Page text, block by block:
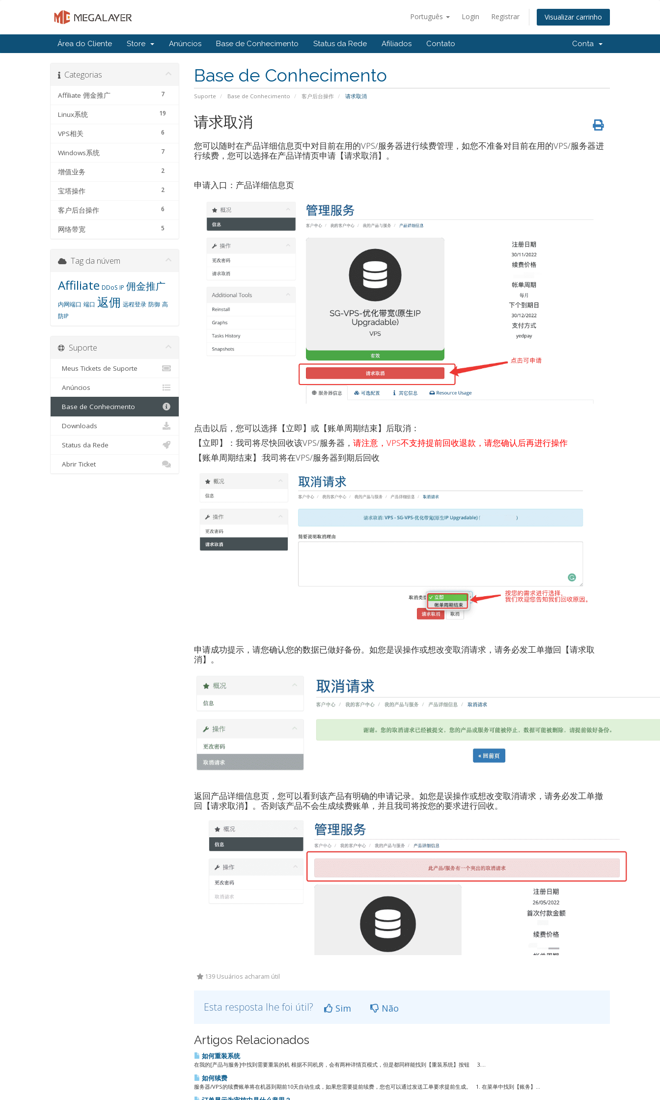
Português Login Registrar Visualizar carrinho
Área do Cliente Store Anúncios Base de Conhecimento Status da Rede Afiliados Contato Conta
Base de Conhecimento
Suporte Base de Conhecimento 客户后台操作 请求取消
Categorias
7
Affiliate 佣金推广
19
Linux系统
6
VPS相关
7
Windows系统
2
增值业务
2
宝塔操作
6
客户后台操作
5
网络带宽
请求取消
您可以随时在产品详细信息页中对目前在用的VPS/服务器进行续费管理，如您不准备对目前在用的VPS/服务器进
行续费，您可以选择在产品详情页申请【请求取消】。
申请入口：产品详细信息页
点击以后，您可以选择【立即】或【账单周期结束】后取消：
【立即】：我司将尽快回收该VPS/服务器， 请注意，VPS不支持提前回收退款，请您确认后再进行操作
【账单周期结束】:我司将在VPS/服务器到期后回收
申请成功提示，请您确认您的数据已做好备份。如您是误操作或想改变取消请求，请务必发工单撤回【请求取
消】。
返回产品详细信息页，您可以看到该产品有明确的申请记录。如您是误操作或想改变取消请求，请务必发工单撤
回【请求取消】。否则该产品不会生成续费账单，并且我司将按您的要求进行回收。
139 Usuários acharam útil
Esta resposta lhe foi útil? Sim Não
Artigos Relacionados
如何重装系统
在我的[产品与服务]中找到需要重装的机 根据不同机房，会有两种详情页模式，但是都同样能找到【重装系统】按钮 3....
如何续费
服务器/VPS的续费账单将在机器到期前10天自动生成，如果您需要提前续费，您也可以通过发送工单要求提前生成。 1. 在菜单中找到【账务】...
Tag da núvem
Affiliate DDoS IP 佣金推广
内网端口 端口 返佣 远程登录 防御 高
防IP
Suporte
Meus Tickets de Suporte
Anúncios
Base de Conhecimento
Downloads
Status da Rede
Abrir Ticket